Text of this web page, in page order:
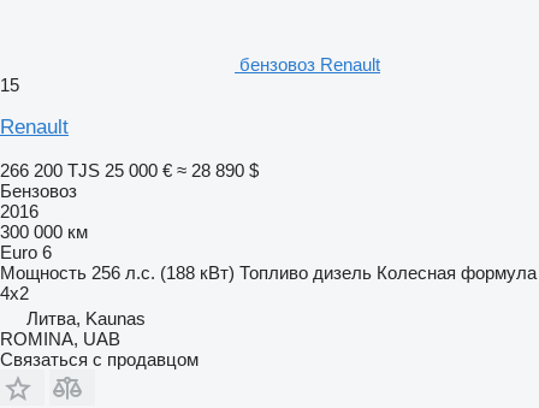
бензовоз Renault
15
Renault
266 200 TJS 25 000 € ≈ 28 890 $
Бензовоз
2016
300 000 км
Euro 6
Мощность 256 л.с. (188 кВт) Топливо дизель Колесная формула
4x2
Литва, Kaunas
ROMINA, UAB
Связаться с продавцом